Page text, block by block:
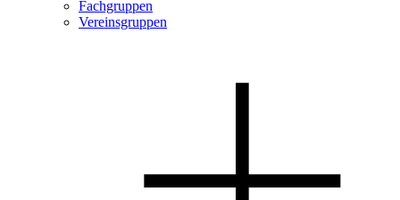
Fachgruppen
Vereinsgruppen